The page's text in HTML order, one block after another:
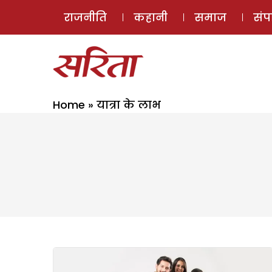
राजनीति कहानी समाज
Home » यात्रा के लाभ